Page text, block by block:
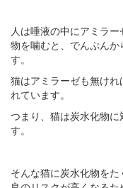
人は唾液の中にアミラ
物を噛むと、でんぷん
す。
猫はアミラーゼも無け
れています。
つまり、猫は炭水化物
す。
そんな猫に炭水化物を